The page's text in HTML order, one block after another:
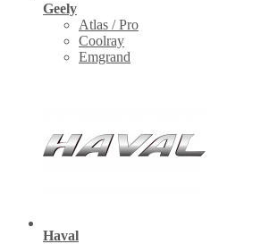
Geely
Atlas / Pro
Coolray
Emgrand
Haval